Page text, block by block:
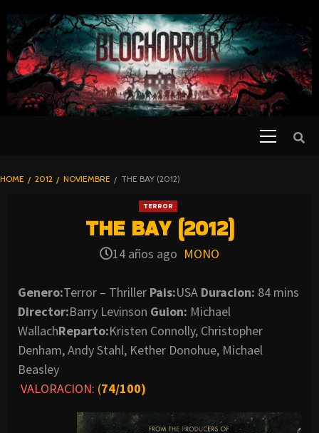
TO
CONTENT
BLOGHORROR
HOME 2012 NOVIEMBRE THE BAY (2012)
TERROR
THE BAY (2012)
14 años ago MONO
Genero:Terror – Thriller Pais:USA Duracion: 84 mins
Director:Barry Levinson Guion: Michael
WallachReparto:Kristen Connolly, Christopher
Denham, Andy Stahl, Kether Donohue, Michael
Beasley
VALORACION: (74/100)